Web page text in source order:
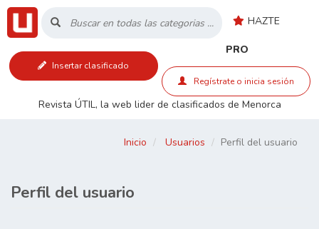
HAZTE
PRO
Insertar clasificado
Regístrate o inicia sesión
Revista ÚTIL, la web lider de clasificados de Menorca
Inicio
RSS
Inicio Usuarios Perfil del usuario
Perfil del usuario